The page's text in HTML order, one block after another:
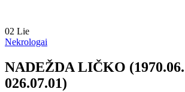
02 Lie
Nekrologai
NADEŽDA LIČKO
026.07.01)